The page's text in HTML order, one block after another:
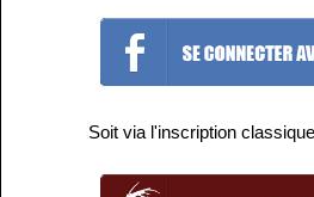
Soit via l'inscription